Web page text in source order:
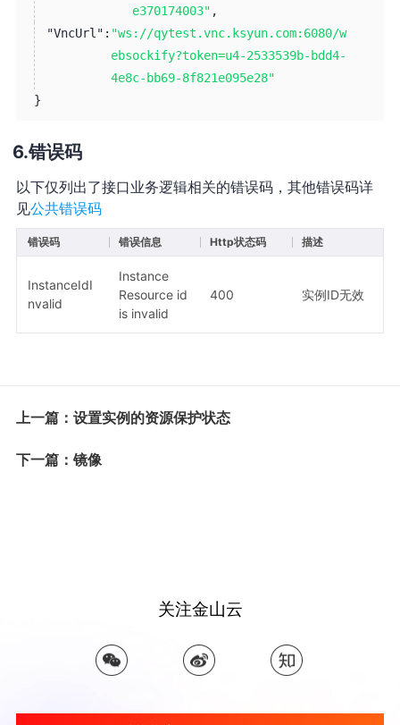
e370174003" ,
"VncUrl": "ws://qytest.vnc.ksyun.com:6080/w
ebsockify?token=u4-2533539b-bdd4-
4e8c-bb69-8f821e095e28"
}
错误码
以下仅列出了接口业务逻辑相关的错误码，其他错误码详
见公共错误码
错误码 错误信息 Http状态码 描述
InstanceIdI
nvalid
Instance
Resource id
is invalid
400 实例ID无效
上一篇：设置实例的资源保护状态
下一篇：镜像
关注金山云